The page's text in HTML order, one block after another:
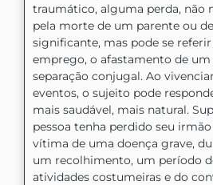
traumático, alguma perda, não
pela morte de um parente ou
significante, mas pode se
emprego, o afastamento de
separação conjugal. Ao
eventos, o sujeito pode
mais saudável, mais natural.
pessoa tenha perdido seu
vítima de uma doença grave,
um recolhimento, um período
atividades costumeiras e do